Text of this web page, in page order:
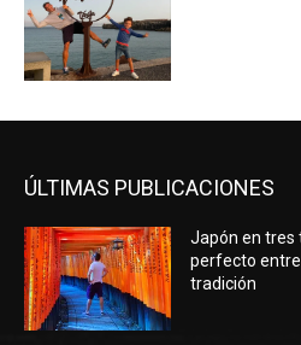
ÚLTIMAS PUBLICACIONES
Japón en tres
perfecto
tradición